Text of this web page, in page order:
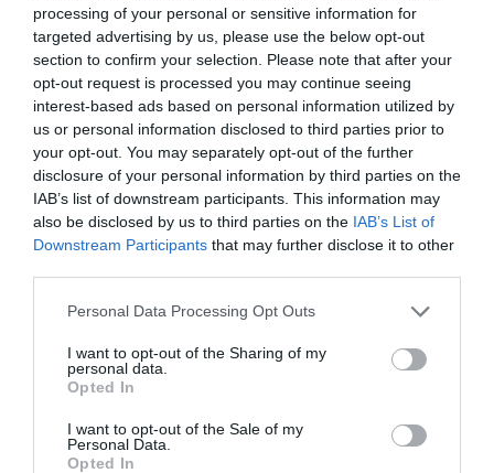
processing of your personal or sensitive information for
targeted advertising by us, please use the below opt-out
section to confirm your selection. Please note that after your
opt-out request is processed you may continue seeing
interest-based ads based on personal information utilized by
us or personal information disclosed to third parties prior to
your opt-out. You may separately opt-out of the further
disclosure of your personal information by third parties on the
IAB’s list of downstream participants. This information may
also be disclosed by us to third parties on the IAB’s List of
Downstream Participants that may further disclose it to other
Please note that this website/app uses one or more Google
not limited to your visit or usage behaviour. You may click to
grant or deny consent to Google and its third-party tags to
use your data for below specified purposes in below Google
consent section.
Personal Data Processing Opt Outs
I want to opt-out of the Sharing of my
personal data.
Opted In
I want to opt-out of the Sale of my
Personal Data.
Opted In